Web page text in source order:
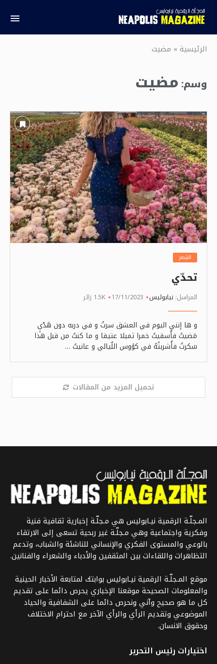
الرئيسية» مضيت
وسم: مضيت
الشِعر
تحدّي
المراسل: نيابوليس 17/11/2023 1.5K زائر
و ها إنني اليوم في العشق سرتُ و في دربه دون هَدْيٍ
مَضيتُ فأُسقيتُ خمرا ثميلا عتيقا و ما كنتُ من قبل هذا
سَكرتُ فأُشربتُهُ في كؤوس اللٌيالي و عانيتُ …
تحميل المزيد من المقالات
المـجلّـة الرقمية نيـابوليس هي مـجلّـة إخبارية ثقافية فنية
وفكرية واجتماعية وهي مـجلّـة غير ربحية تسعى إلى الارتقاء
بالوعي والمستوى الفكري والإنساني للناشئة والشباب، وتدعم
التظاهرات واللقاءات بين المثقفين والأدباء والشعراء والفنانين.
موقع المـجلّـة الرقمية نيـابوليس بوابتك لمتابعة الأخبار الحينية
والمعلومات الصحيحة موقعنا الإخباري يحرص دائما على تقديم
كل ما هو صحيح وآني ونحرص دائما على الشفافية والحياد
الموضوعي وتقديم الرأي والرأي الآخر مع احترام الاختلاف
وحقوق الانسان.
اختيارات رئيس التحرير